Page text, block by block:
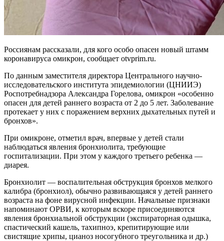
Россиянам рассказали, для кого особо опасен новый штамм
коронавируса омикрон, сообщает otvprim.ru.
По данным заместителя директора Центрального научно-
исследовательского института эпидемиологии (ЦНИИЭ)
Роспотребнадзора Александра Горелова, омикрон «особенно
опасен для детей раннего возраста от 2 до 5 лет. Заболевание
протекает у них с поражением верхних дыхательных путей и
бронхов».
При омикроне, отметил врач, впервые у детей стали
наблюдаться явления бронхиолита, требующие
госпитализации. При этом у каждого третьего ребенка —
диарея.
Бронхиолит — воспалительная обструкция бронхов мелкого
калибра (бронхиол), обычно развивающаяся у детей раннего
возраста на фоне вирусной инфекции. Начальные признаки
напоминают ОРВИ, к которым вскоре присоединяются
явления бронхиальной обструкции (экспираторная одышка,
спастический кашель, тахипноэ, крепитирующие или
свистящие хрипы, цианоз носогубного треугольника и др.)